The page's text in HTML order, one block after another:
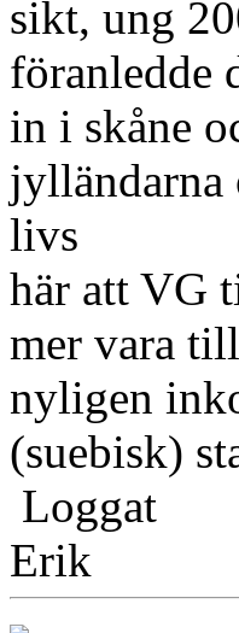
sikt, ung
föranledde
in i skåne
jylländarna
livs
här att VG
mer vara
nyligen
(suebisk)
Loggat
Erik